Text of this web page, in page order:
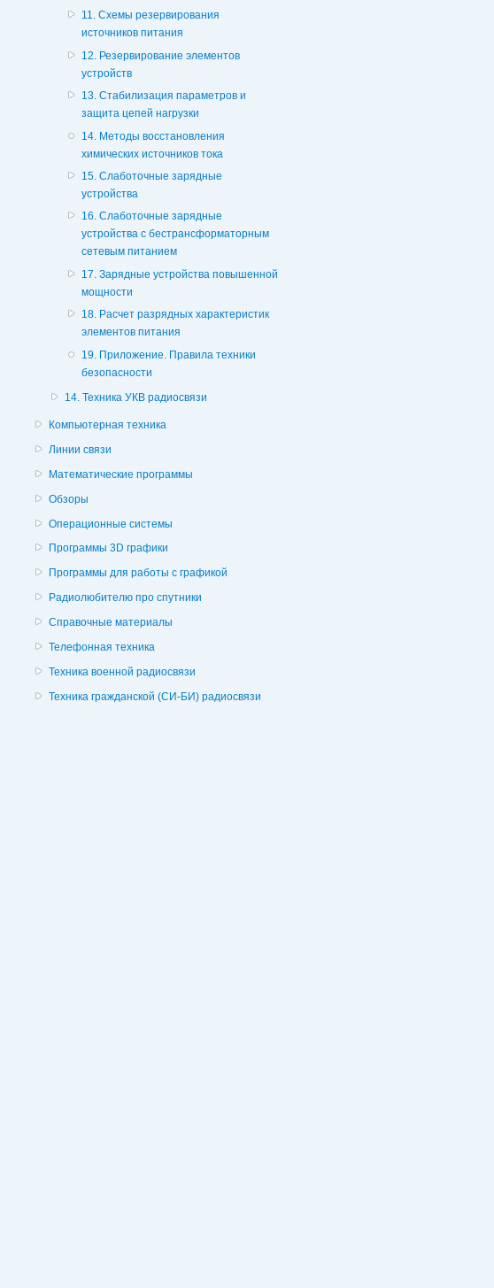
11. Схемы резервирования
источников питания
12. Резервирование элементов
устройств
13. Стабилизация параметров и
защита цепей нагрузки
14. Методы восстановления
химических источников тока
15. Слаботочные зарядные
устройства
16. Слаботочные зарядные
устройства с бестрансформаторным
сетевым питанием
17. Зарядные устройства повышенной
мощности
18. Расчет разрядных характеристик
элементов питания
19. Приложение. Правила техники
безопасности
14. Техника УКВ радиосвязи
Компьютерная техника
Линии связи
Математические программы
Обзоры
Операционные системы
Программы 3D графики
Программы для работы с графикой
Радиолюбителю про спутники
Справочные материалы
Телефонная техника
Техника военной радиосвязи
Техника гражданской (СИ-БИ) радиосвязи